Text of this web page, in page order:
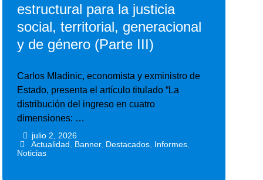
estructural para la justicia
social, territorial, generacional
y de género (Parte III)
Carlos Mladinic, economista y exministro de
Estado, presenta el artículo titulado “La
distribución del ingreso en cuatro
dimensiones: …
julio 2, 2026
Actualidad Banner, Destacados, Informes,
Noticias